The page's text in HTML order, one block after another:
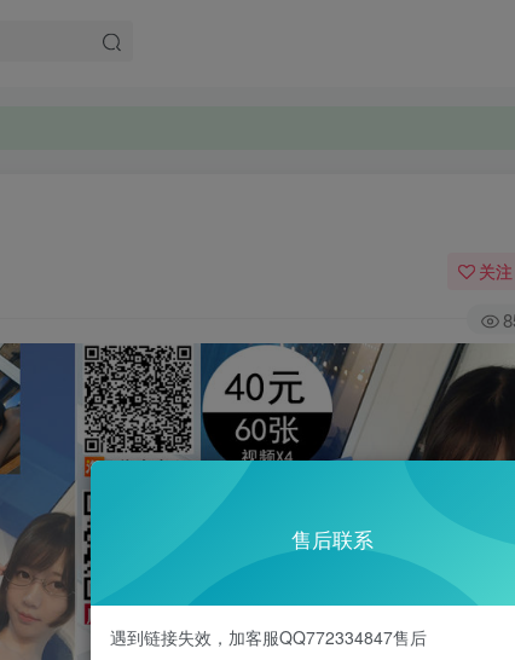
关注
售后联系
遇到链接失效，加客服QQ772334847售后